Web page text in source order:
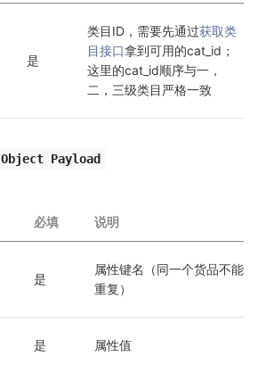
是
类目ID，需要先通过获取类
目接口拿到可用的cat_id；
这里的cat_id顺序与一，
二，三级类目严格一致
Object Payload
必填 说明
是
属性键名（同一个货品不能
重复）
是 属性值